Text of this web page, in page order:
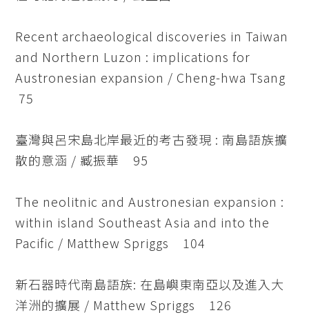
Recent archaeological discoveries in Taiwan
and Northern Luzon : implications for
Austronesian expansion / Cheng-hwa Tsang
75
臺灣與呂宋島北岸最近的考古發現 : 南島語族擴
散的意涵 / 臧振華 95
The neolitnic and Austronesian expansion :
within island Southeast Asia and into the
Pacific / Matthew Spriggs 104
新石器時代南島語族: 在島嶼東南亞以及進入大
洋洲的擴展 / Matthew Spriggs 126